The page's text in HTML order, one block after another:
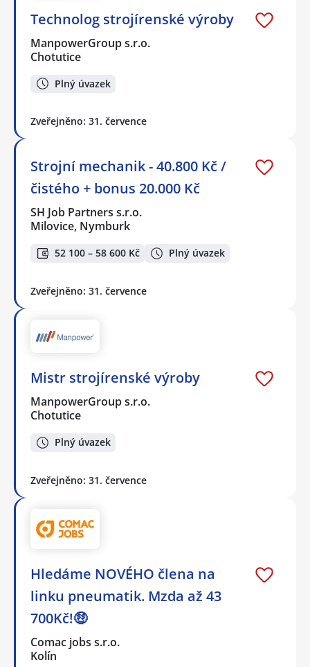
Technolog strojírenské výroby
ManpowerGroup s.r.o.
Chotutice
Plný úvazek
Zveřejněno: 31. července
Strojní mechanik - 40.800 Kč /
čistého + bonus 20.000 Kč
SH Job Partners s.r.o.
Milovice, Nymburk
52 100 – 58 600 Kč Plný úvazek
Zveřejněno: 31. července
Mistr strojírenské výroby
ManpowerGroup s.r.o.
Chotutice
Plný úvazek
Zveřejněno: 31. července
Hledáme NOVÉHO člena na
linku pneumatik. Mzda až 43
700Kč!🤑
Comac jobs s.r.o.
Kolín